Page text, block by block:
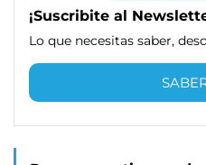
¡Suscribite al
Lo que necesitas saber,